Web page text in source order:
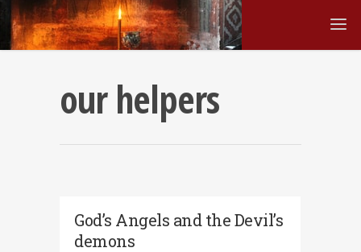
our helpers
God’s Angels and the Devil’s
demons